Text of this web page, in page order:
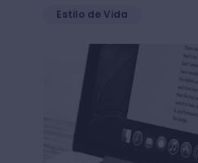
Estilo de Vida
¿Cómo crear una